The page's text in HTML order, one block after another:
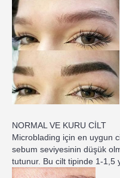
NORMAL VE KURU CİLT
Microblading için en uygun
sebum seviyesinin düşük
tutunur. Bu cilt tipinde 1-1,5